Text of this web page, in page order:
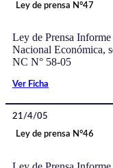
Ley de prensa N°47
Ley de Prensa
Nacional Económica,
NC N° 58-05
Ver Ficha
21/4/05
Ley de prensa N°46